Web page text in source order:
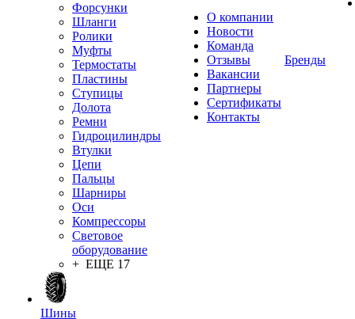
Форсунки
Шланги
Ролики
Муфты
Термостаты
Пластины
Ступицы
Долота
Ремни
Гидроцилиндры
Втулки
Цепи
Пальцы
Шарниры
Оси
Компрессоры
Световое
оборудование
+ ЕЩЕ 17
Шины
О компании
Новости
Команда
Отзывы
Вакансии
Партнеры
Сертификаты
Контакты
Бренды